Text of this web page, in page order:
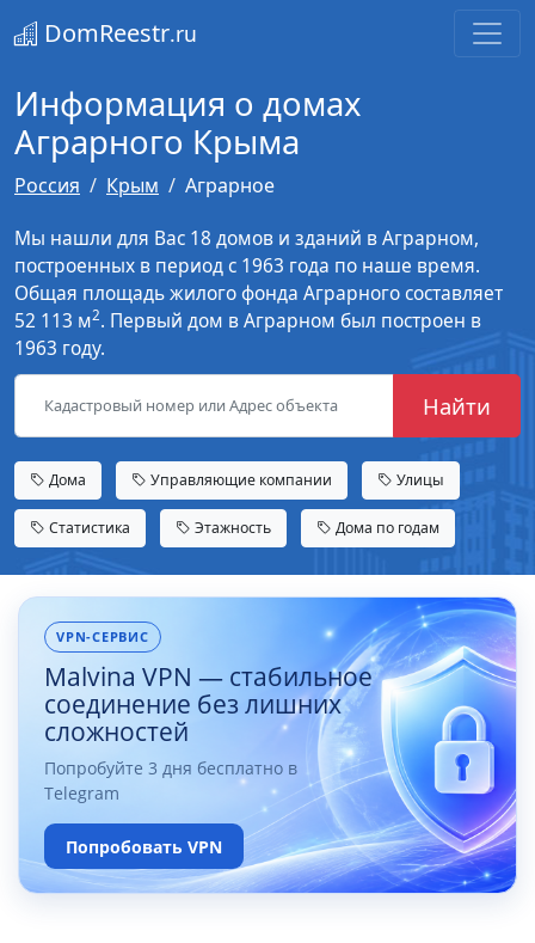
DomReestr.ru
Информация о домах
Аграрного Крыма
Россия Крым
Аграрное
Мы нашли для Вас 18 домов и зданий в Аграрном,
построенных в период с 1963 года по наше время.
Общая площадь жилого фонда Аграрного составляет
52 113 м2. Первый дом в Аграрном был построен в
1963 году.
Найти
Дома Управляющие компании Улицы
Статистика Этажность Дома по годам
VPN-СЕРВИС
Malvina VPN — стабильное
соединение без лишних
сложностей
Попробуйте 3 дня бесплатно в
Telegram
Попробовать VPN